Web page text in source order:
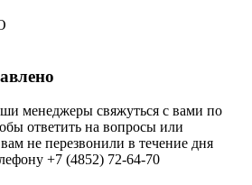
менеджеры свяжуться с вами по
ответить на вопросы или
не перезвонили в течение дня
+7 (4852) 72-64-70